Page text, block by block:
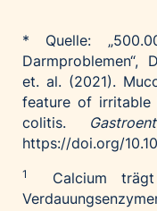
* Quelle:
Darmproblemen“,
et. al. (2021).
feature of irritable
colitis.
https://doi.org/
1 Calcium